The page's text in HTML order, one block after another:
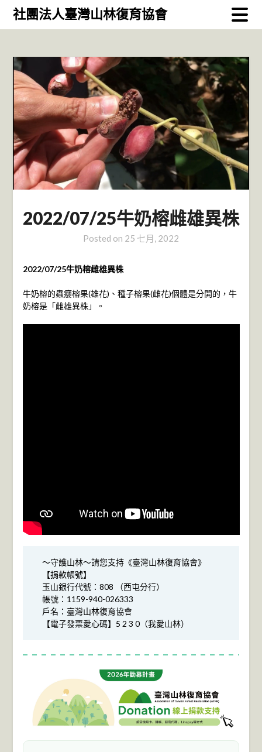
Skip社團法人臺灣山林復育協會
2022/07/25牛奶榕雌雄異株
Posted on 25 七月, 2022
2022/07/25牛奶榕雌雄異株
牛奶榕的蟲癭榕果(雄花)、種子榕果(雌花)個體是分開的，牛
奶榕是「雌雄異株」。
～守護山林～請您支持《臺灣山林復育協會》
【捐款帳號】
玉山銀行代號：808 （西屯分行）
帳號：1159-940-026333
戶名：臺灣山林復育協會
【電子發票愛心碼】5 2 3 0（我愛山林）